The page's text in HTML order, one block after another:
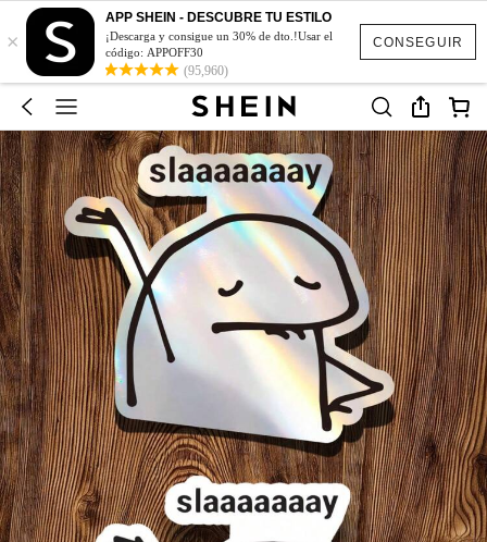
CONSEGUIR
×
APP SHEIN - DESCUBRE TU ESTILO
¡Descarga y consigue un 30% de dto.!Usar el
código: APPOFF30
(95,960)